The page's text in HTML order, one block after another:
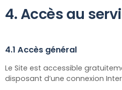
4. Accès au
4.1 Accès général
Le Site est accessible
disposant d’une connexion